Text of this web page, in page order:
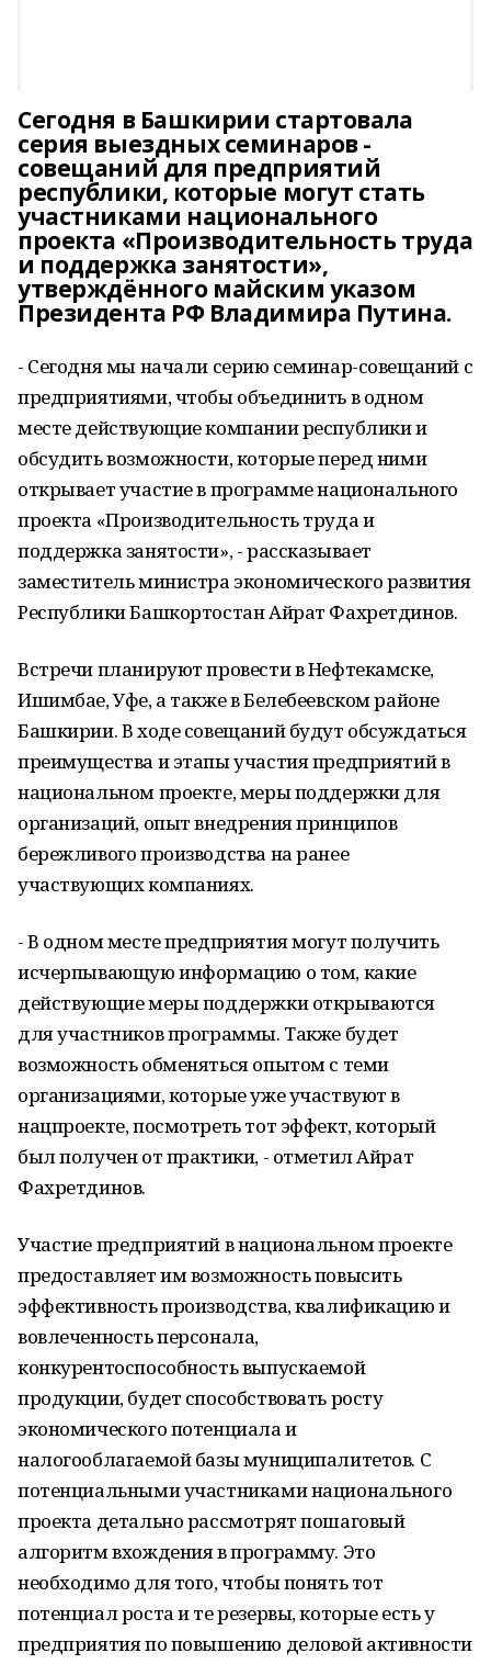
Сегодня в Башкирии стартовала
серия выездных семинаров -
совещаний для предприятий
республики, которые могут стать
участниками национального
проекта «Производительность труда
и поддержка занятости»,
утверждённого майским указом
Президента РФ Владимира Путина.
- Сегодня мы начали серию семинар-совещаний с
предприятиями, чтобы объединить в одном
месте действующие компании республики и
обсудить возможности, которые перед ними
открывает участие в программе национального
проекта «Производительность труда и
поддержка занятости», - рассказывает
заместитель министра экономического развития
Республики Башкортостан Айрат Фахретдинов.
Встречи планируют провести в Нефтекамске,
Ишимбае, Уфе, а также в Белебеевском районе
Башкирии. В ходе совещаний будут обсуждаться
преимущества и этапы участия предприятий в
национальном проекте, меры поддержки для
организаций, опыт внедрения принципов
бережливого производства на ранее
участвующих компаниях.
- В одном месте предприятия могут получить
исчерпывающую информацию о том, какие
действующие меры поддержки открываются
для участников программы. Также будет
возможность обменяться опытом с теми
организациями, которые уже участвуют в
нацпроекте, посмотреть тот эффект, который
был получен от практики, - отметил Айрат
Фахретдинов.
Участие предприятий в национальном проекте
предоставляет им возможность повысить
эффективность производства, квалификацию и
вовлеченность персонала,
конкурентоспособность выпускаемой
продукции, будет способствовать росту
экономического потенциала и
налогооблагаемой базы муниципалитетов. С
потенциальными участниками национального
проекта детально рассмотрят пошаговый
алгоритм вхождения в программу. Это
необходимо для того, чтобы понять тот
потенциал роста и те резервы, которые есть у
предприятия по повышению деловой активности